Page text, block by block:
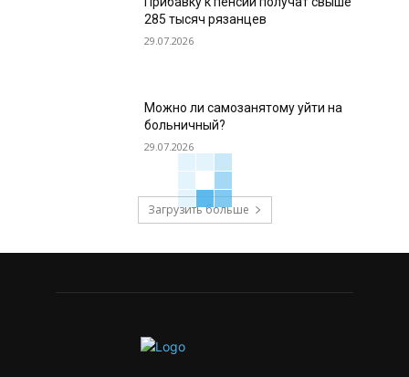
285 тысяч рязанцев
29.07.2026
Можно ли самозанятому уйти на
больничный?
29.07.2026
Загрузить больше